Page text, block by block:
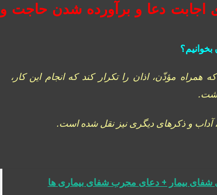
اجابت دعا و برآورده شدن حاجت و
مؤذّن، اذان را تکرار کند که انجام این کار،
آداب و ذکرهای دیگری نیز نقل شده است.
شفای بیمار + دعای مجرب شفای بیماری ها